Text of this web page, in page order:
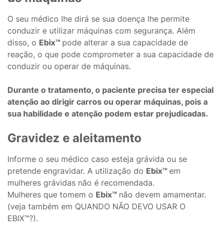
O seu médico lhe dirá se sua doença lhe permite
conduzir e utilizar máquinas com segurança. Além
disso, o Ebix™ pode alterar a sua capacidade de
reação, o que pode comprometer a sua capacidade de
conduzir ou operar de máquinas.
Durante o tratamento, o paciente precisa ter especial
atenção ao dirigir carros ou operar máquinas, pois a
sua habilidade e atenção podem estar prejudicadas.
Gravidez e aleitamento
Informe o seu médico caso esteja grávida ou se
pretende engravidar. A utilização do Ebix™ em
mulheres grávidas não é recomendada.
Mulheres que tomem o Ebix™ não devem amamentar.
(veja também em QUANDO NÃO DEVO USAR O
EBIX™?).